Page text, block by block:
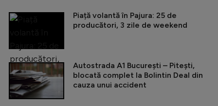
Piață volantă în Pajura: 25 de
producători, 3 zile de weekend
Autostrada A1 București – Pitești,
blocată complet la Bolintin Deal din
cauza unui accident